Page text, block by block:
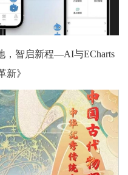
智启新程—AI与ECharts
新》